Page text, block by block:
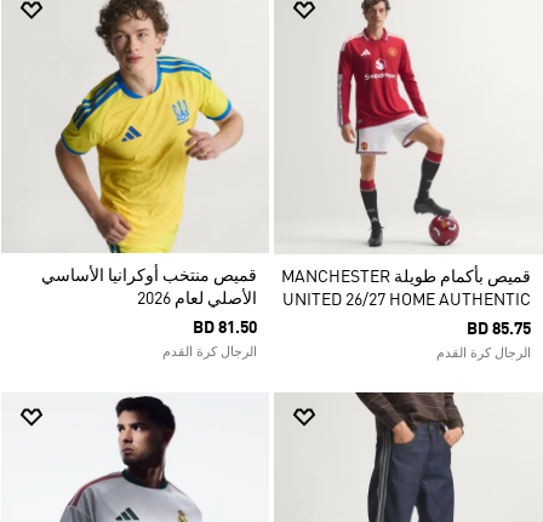
قميص بأكمام طويلة MANCHESTER
UNITED 26/27 HOME AUTHENTIC
BD 85.75
الرجال كرة القدم
قميص منتخب أوكرانيا الأساسي
الأصلي لعام 2026
BD 81.50
الرجال كرة القدم